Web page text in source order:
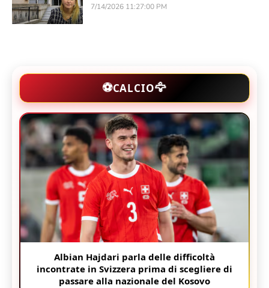
7/14/2026 11:27:00 PM
⚽CALCIO🦅
Albian Hajdari parla delle difficoltà
incontrate in Svizzera prima di scegliere di
passare alla nazionale del Kosovo